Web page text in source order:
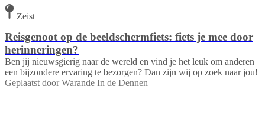
Zeist
Reisgenoot op de beeldschermfiets: fiets je mee door
herinneringen?
Ben jij nieuwsgierig naar de wereld en vind je het leuk om anderen
een bijzondere ervaring te bezorgen? Dan zijn wij op zoek naar jou!
Geplaatst door Warande In de Dennen